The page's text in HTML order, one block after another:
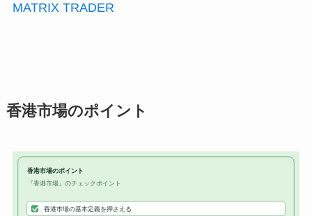
MATRIX TRADER
香港市場のポイント
香港市場のポイント
『香港市場』のチェックポイント
香港市場の基本定義を押さえる